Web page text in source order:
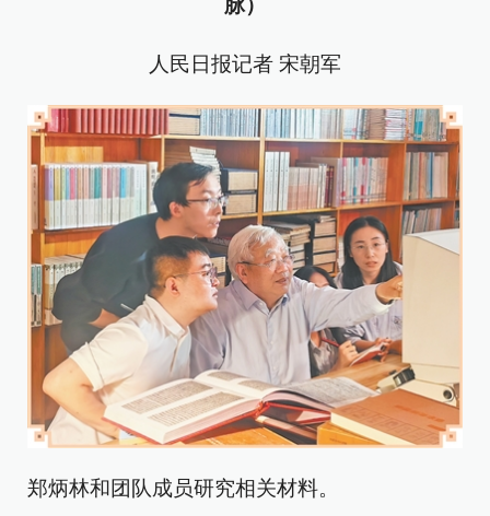
脉）
人民日报记者 宋朝军
郑炳林和团队成员研究相关材料。